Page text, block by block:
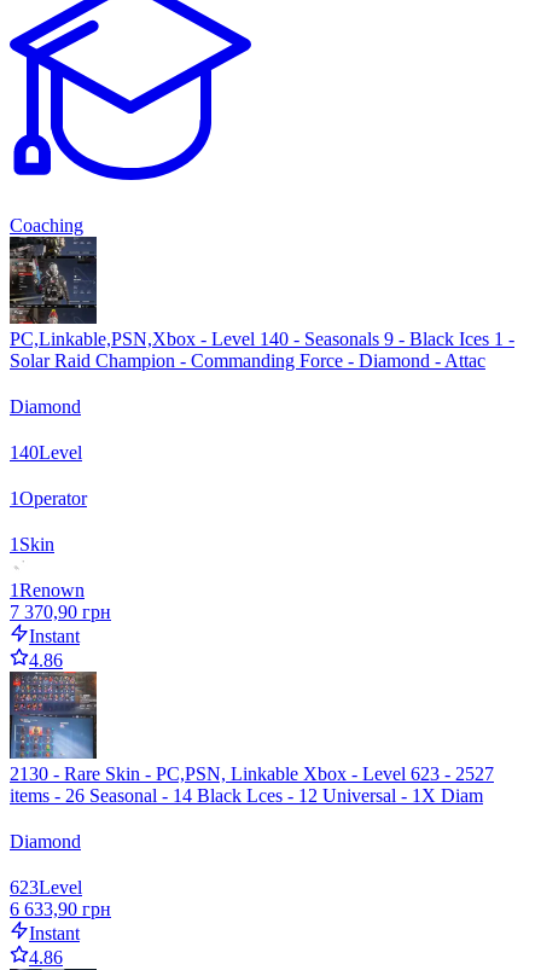
Coaching
PC,Linkable,PSN,Xbox - Level 140 - Seasonals 9 - Black Ices 1 -
Solar Raid Champion - Commanding Force - Diamond - Attac
Diamond
140Level
1Operator
1 Skin
1Renown
7 370,90 грн
Instant
4.86
2130 - Rare Skin - PC,PSN, Linkable Xbox - Level 623 - 2527
items - 26 Seasonal - 14 Black Lces - 12 Universal - 1X Diam
Diamond
623Level
6 633,90 грн
Instant
4.86